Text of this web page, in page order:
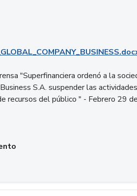
"Superfinanciera ordenó a la
S.A. suspender las
recursos del público " - Febrero 29